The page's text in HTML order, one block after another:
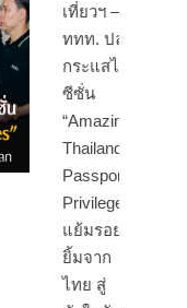
เที่ยวฯ –
ททท. ปลุก
กระแสไฮ
ซีซั่น
“Amazing
Thailand
Passport
Privileges”
แย้มรอย
ยิ้มจาก
ไทย สู่